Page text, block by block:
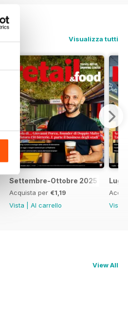
Visualizza tutti
Settembre-Ottobre 2025
Acquista per €1,19
Vista
Al carrello
Vista
View All